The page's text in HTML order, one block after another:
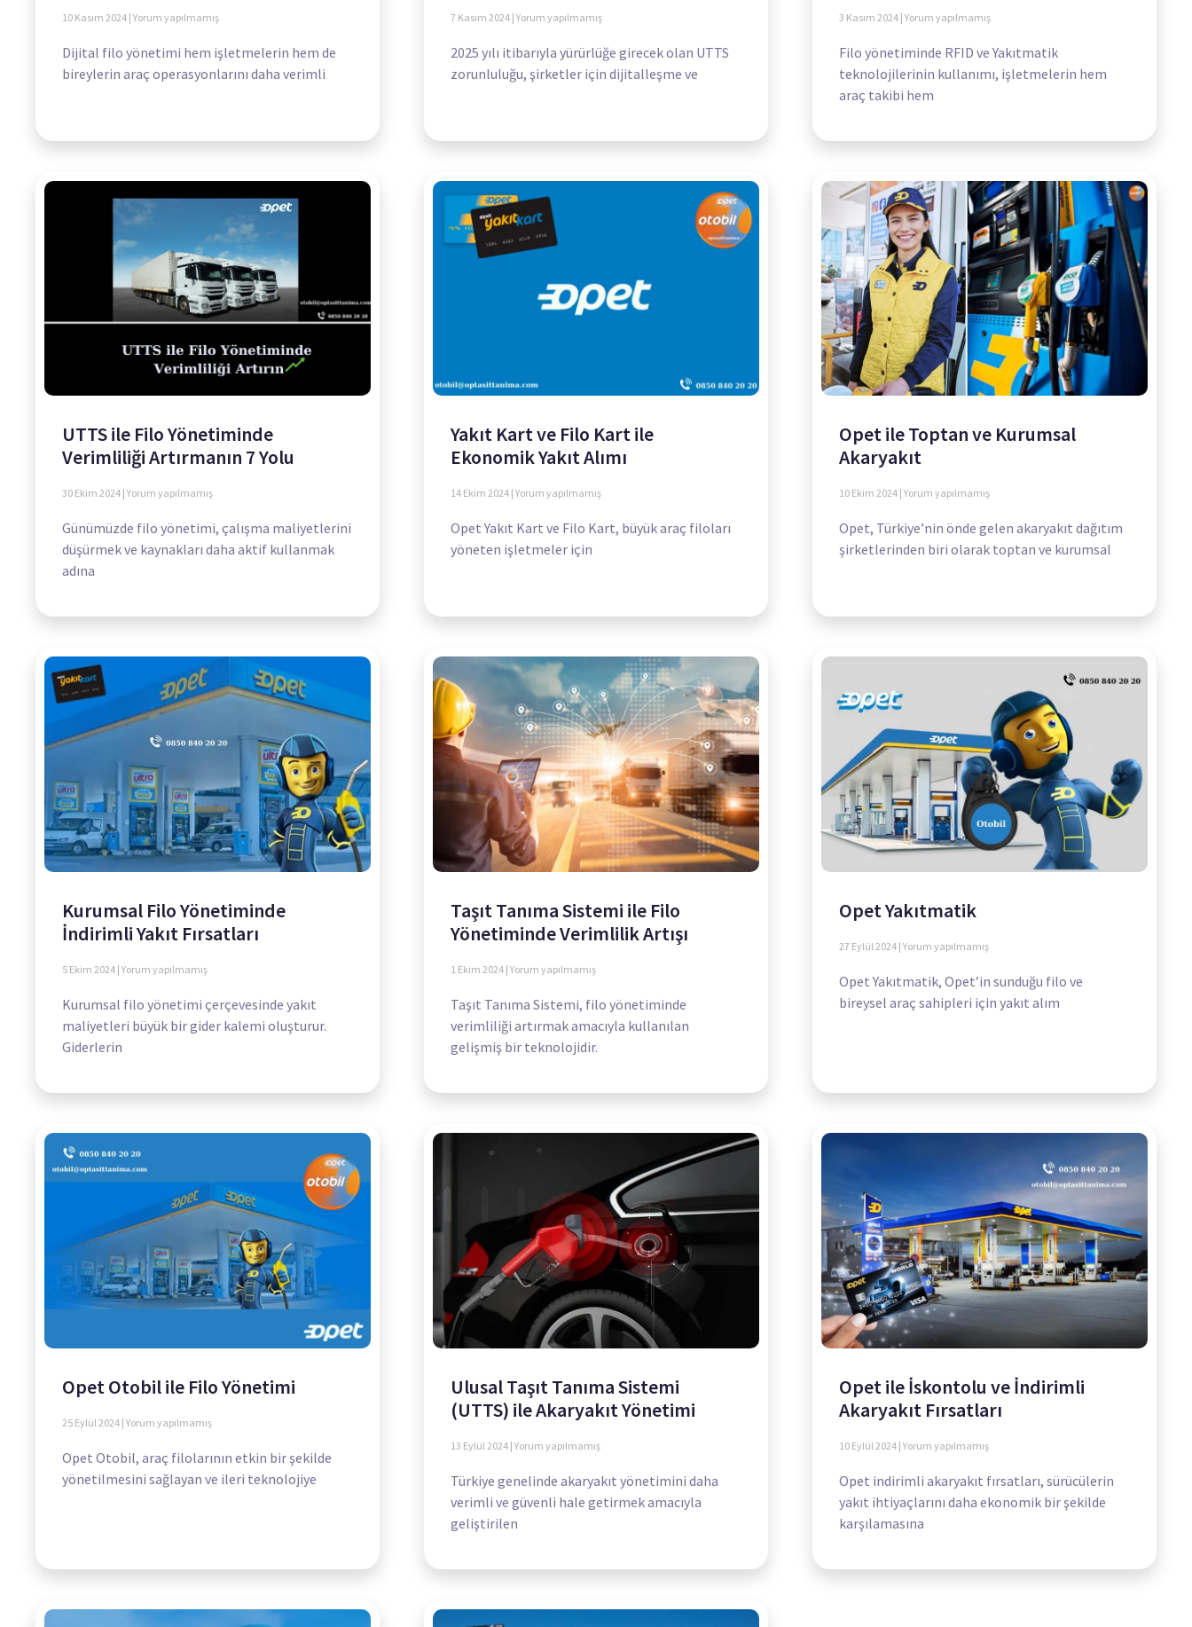
10 Kasım 2024 Yorum yapılmamış
Dijital filo yönetimi hem işletmelerin hem de
bireylerin araç operasyonlarını daha verimli
7 Kasım 2024 Yorum yapılmamış
2025 yılı itibarıyla yürürlüğe girecek olan UTTS
zorunluluğu, şirketler için dijitalleşme ve
3 Kasım 2024 Yorum yapılmamış
Filo yönetiminde RFID ve Yakıtmatik
teknolojilerinin kullanımı, işletmelerin hem
araç takibi hem
UTTS ile Filo Yönetiminde
Verimliliği Artırmanın 7 Yolu
30 Ekim 2024 Yorum yapılmamış
Günümüzde filo yönetimi, çalışma maliyetlerini
düşürmek ve kaynakları daha aktif kullanmak
adına
Yakıt Kart ve Filo Kart ile
Ekonomik Yakıt Alımı
14 Ekim 2024 Yorum yapılmamış
Opet Yakıt Kart ve Filo Kart, büyük araç filoları
yöneten işletmeler için
Opet ile Toptan ve Kurumsal
Akaryakıt
10 Ekim 2024 Yorum yapılmamış
Opet, Türkiye’nin önde gelen akaryakıt dağıtım
şirketlerinden biri olarak toptan ve kurumsal
Kurumsal Filo Yönetiminde
İndirimli Yakıt Fırsatları
5 Ekim 2024 Yorum yapılmamış
Kurumsal filo yönetimi çerçevesinde yakıt
maliyetleri büyük bir gider kalemi oluşturur.
Giderlerin
Taşıt Tanıma Sistemi ile Filo
Yönetiminde Verimlilik Artışı
1 Ekim 2024 Yorum yapılmamış
Taşıt Tanıma Sistemi, filo yönetiminde
verimliliği artırmak amacıyla kullanılan
gelişmiş bir teknolojidir.
Opet Yakıtmatik
27 Eylül 2024 Yorum yapılmamış
Opet Yakıtmatik, Opet’in sunduğu filo ve
bireysel araç sahipleri için yakıt alım
Opet Otobil ile Filo Yönetimi
25 Eylül 2024 Yorum yapılmamış
Opet Otobil, araç filolarının etkin bir şekilde
yönetilmesini sağlayan ve ileri teknolojiye
Ulusal Taşıt Tanıma Sistemi
(UTTS) ile Akaryakıt Yönetimi
13 Eylül 2024 Yorum yapılmamış
Türkiye genelinde akaryakıt yönetimini daha
verimli ve güvenli hale getirmek amacıyla
geliştirilen
Opet ile İskontolu ve İndirimli
Akaryakıt Fırsatları
10 Eylül 2024 Yorum yapılmamış
Opet indirimli akaryakıt fırsatları, sürücülerin
yakıt ihtiyaçlarını daha ekonomik bir şekilde
karşılamasına